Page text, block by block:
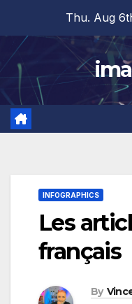
content
Thu. Aug
INFOGRAPHICS
Les
français
By